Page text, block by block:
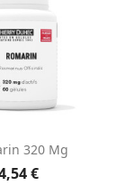
320 Mg
€